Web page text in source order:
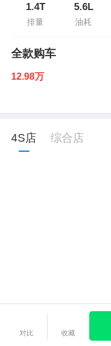
1.4T
排量
5.6L
油耗
全款购车
12.98万
4S店 综合店
对比 收藏